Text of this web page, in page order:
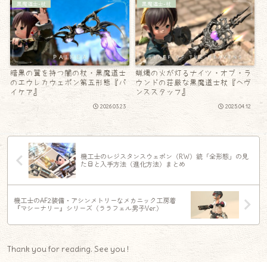
黒魔道士-杖
暗黒の翼を持つ闇の杖・黒魔道士
のエウレカウェポン第五形態『パ
イケア』
2026.03.23
黒魔道士-杖
蝋燭の火が灯るナイツ・オブ・ラ
ウンドの荘厳な黒魔道士杖『ヘヴ
ンススタッフ』
2025.04.12
機工士のレジスタンスウェポン（RW）銃「全形態」の見
た目と入手方法（進化方法）まとめ
機工士のAF2装備・アシンメトリーなメカニック工房着
『マシーナリー』シリーズ（ララフェル男子Ver.）
Thank you for reading. See you !